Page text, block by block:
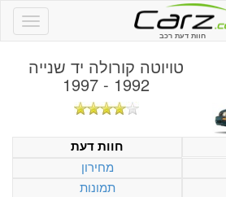
חוות דעת רכב
טויוטה קורולה יד שנייה
1992 - 1997
חוות דעת
מחירון
תמונות